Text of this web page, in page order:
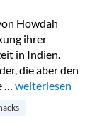
Howdah
ihrer
in Indien.
die aber den
… „Bakarwadi
weiterlesen